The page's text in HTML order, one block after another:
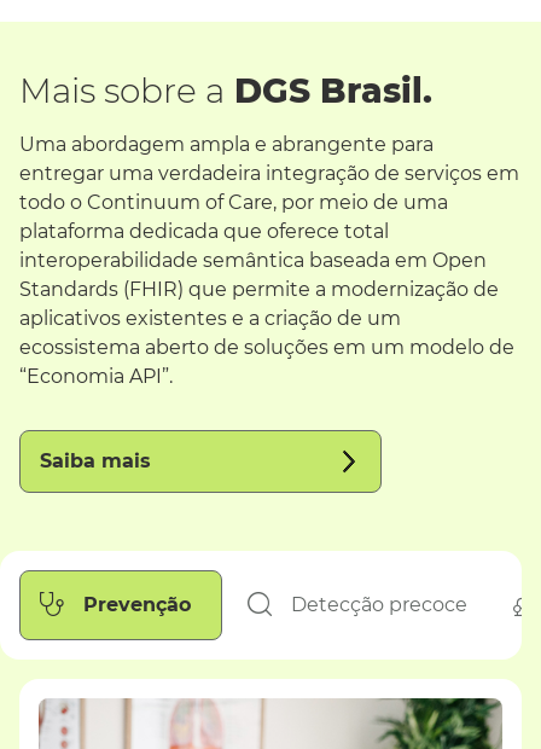
Mais sobre a DGS Brasil.
Uma abordagem ampla e abrangente para
entregar uma verdadeira integração de serviços em
todo o Continuum of Care, por meio de uma
plataforma dedicada que oferece total
interoperabilidade semântica baseada em Open
Standards (FHIR) que permite a modernização de
aplicativos existentes e a criação de um
ecossistema aberto de soluções em um modelo de
“Economia API”.
Saiba mais
Prevenção Detecção precoce